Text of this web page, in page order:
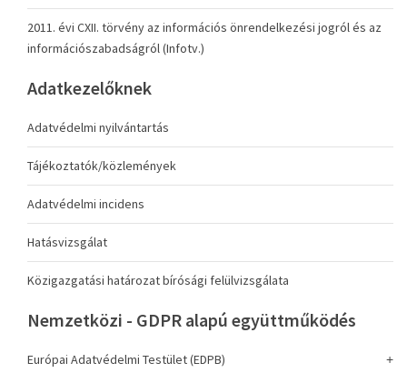
2011. évi CXII. törvény az információs önrendelkezési jogról és az
információszabadságról (Infotv.)
Adatkezelőknek
Adatvédelmi nyilvántartás
Tájékoztatók/közlemények
Adatvédelmi incidens
Hatásvizsgálat
Közigazgatási határozat bírósági felülvizsgálata
Nemzetközi - GDPR alapú együttműködés
Európai Adatvédelmi Testület (EDPB)